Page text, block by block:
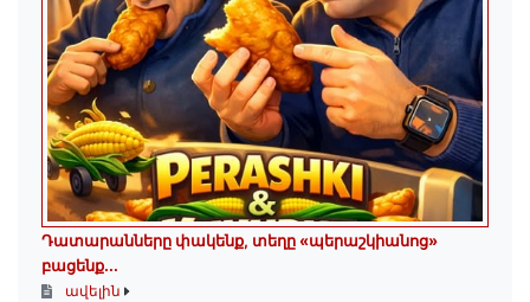
Դատարանները փակենք, տեղը «պերաշկիանոց»
բացենք․․․
ավելին